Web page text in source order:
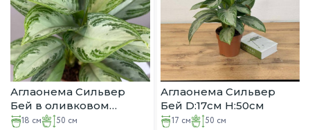
Аглаонема Сильвер
Бей в оливковом
горшке D:18см H:50см
18 см 50 см
Аглаонема Сильвер
Бей D:17см H:50см
17 см 50 см